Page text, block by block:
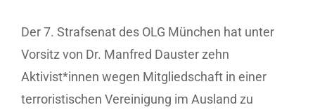
Der 7. Strafsenat des OLG München hat unter
Vorsitz von Dr. Manfred Dauster zehn
Aktivist*innen wegen Mitgliedschaft in einer
terroristischen Vereinigung im Ausland zu